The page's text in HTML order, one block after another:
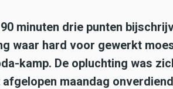
minuten drie punten
waar hard voor gewerkt
kamp. De opluchting was
maandag